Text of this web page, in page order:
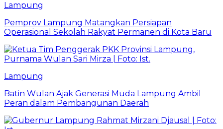
Lampung
Pemprov Lampung Matangkan Persiapan
Operasional Sekolah Rakyat Permanen di Kota Baru
Lampung
Batin Wulan Ajak Generasi Muda Lampung Ambil
Peran dalam Pembangunan Daerah